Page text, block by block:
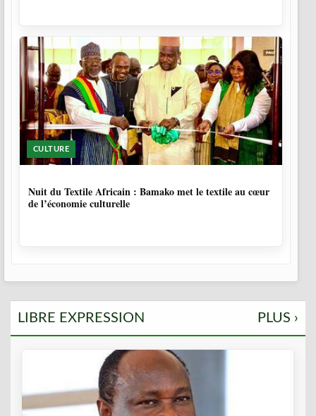
CULTURE
Nuit du Textile Africain : Bamako met le textile au cœur
de l’économie culturelle
LIBRE EXPRESSION PLUS ›